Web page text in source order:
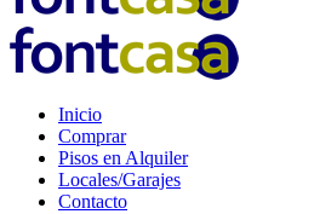
Inicio
Comprar
Pisos en Alquiler
Locales/Garajes
Contacto